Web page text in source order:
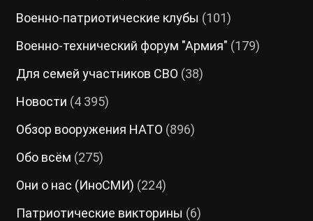
Военно-патриотические клубы (101)
Военно-технический форум "Армия" (179)
Для семей участников СВО (38)
Новости (4 395)
Обзор вооружения НАТО (896)
Обо всём (275)
Они о нас (ИноСМИ) (224)
Патриотические викторины (6)